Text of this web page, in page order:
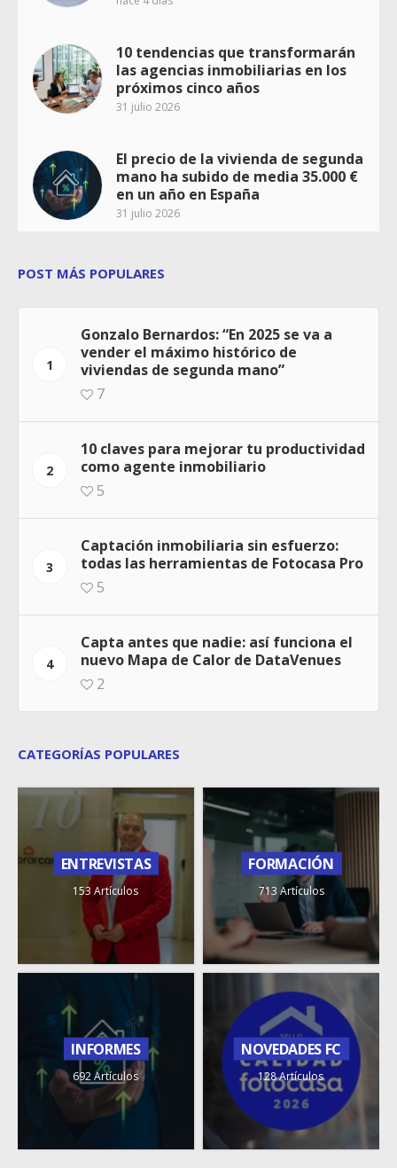
10 tendencias que transformarán
las agencias inmobiliarias en los
próximos cinco años
31 julio 2026
El precio de la vivienda de segunda
mano ha subido de media 35.000 €
en un año en España
31 julio 2026
POST MÁS POPULARES
1
Gonzalo Bernardos: “En 2025 se va a
vender el máximo histórico de
viviendas de segunda mano”
7
2
10 claves para mejorar tu productividad
como agente inmobiliario
5
3
Captación inmobiliaria sin esfuerzo:
todas las herramientas de Fotocasa Pro
5
4
Capta antes que nadie: así funciona el
nuevo Mapa de Calor de DataVenues
2
CATEGORÍAS POPULARES
ENTREVISTAS
153 Artículos
FORMACIÓN
713 Artículos
INFORMES
692 Artículos
NOVEDADES FC
128 Artículos